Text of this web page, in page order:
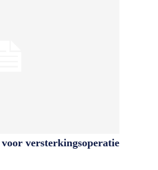
versterkingsoperatie